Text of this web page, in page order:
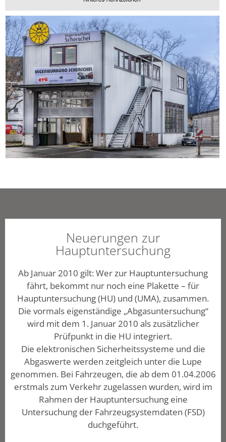
Neuerungen zur
Hauptuntersuchung
Ab Januar 2010 gilt: Wer zur Hauptuntersuchung
fährt, bekommt nur noch eine Plakette – für
Hauptuntersuchung (HU) und (UMA), zusammen.
Die vormals eigenständige „Abgasuntersuchung“
wird mit dem 1. Januar 2010 als zusätzlicher
Prüfpunkt in die HU integriert.
Die elektronischen Sicherheitssysteme und die
Abgaswerte werden zeitgleich unter die Lupe
genommen. Bei Fahrzeugen, die ab dem 01.04.2006
erstmals zum Verkehr zugelassen wurden, wird im
Rahmen der Hauptuntersuchung eine
Untersuchung der Fahrzeugsystemdaten (FSD)
duchgeführt.